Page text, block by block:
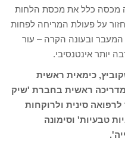
מכסה כלל את מכסת הלחות
על פעולת המריחה לפחות
המעבר ובעונה הקרה – עור
יותר אינטנסיבי.
כימאית ראשית
ראשית בחברת 'שיק
סינית ולרוקחות
טבעיות' וסימונה